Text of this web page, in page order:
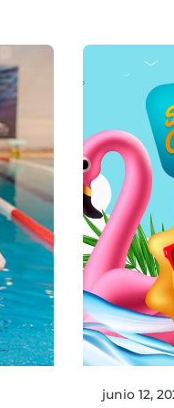
junio 12,